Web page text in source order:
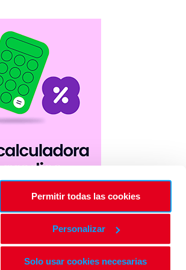
Permitir todas las cookies
Personalizar
Solo usar cookies necesarias